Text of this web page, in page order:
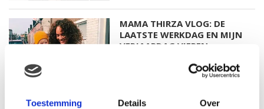
Toestemming Details Over
MAMA THIRZA VLOG: DE
LAATSTE WERKDAG EN MIJN
VERJAARDAG VIEREN
MAMA THIRZA VLOG: HET IS